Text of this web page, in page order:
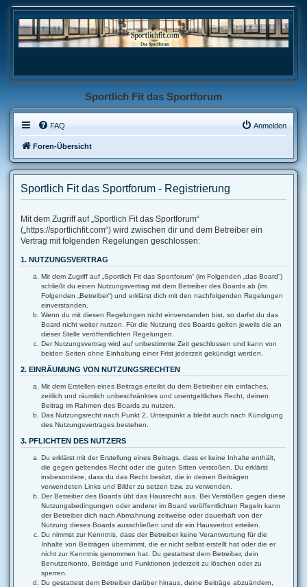
Sportlich Fit das Sportforum
FAQ Anmelden
Foren-Übersicht
Sportlich Fit das Sportforum - Registrierung
Mit dem Zugriff auf „Sportlich Fit das Sportforum“
(„https://sportlichfit.com“) wird zwischen dir und dem Betreiber ein
Vertrag mit folgenden Regelungen geschlossen:
1. NUTZUNGSVERTRAG
Mit dem Zugriff auf „Sportlich Fit das Sportforum“ (im Folgenden „das Board“)
schließt du einen Nutzungsvertrag mit dem Betreiber des Boards ab (im
Folgenden „Betreiber“) und erklärst dich mit den nachfolgenden Regelungen
einverstanden.
Wenn du mit diesen Regelungen nicht einverstanden bist, so darfst du das
Board nicht weiter nutzen. Für die Nutzung des Boards gelten jeweils die an
dieser Stelle veröffentlichten Regelungen.
Der Nutzungsvertrag wird auf unbestimmte Zeit geschlossen und kann von
beiden Seiten ohne Einhaltung einer Frist jederzeit gekündigt werden.
2. EINRÄUMUNG VON NUTZUNGSRECHTEN
Mit dem Erstellen eines Beitrags erteilst du dem Betreiber ein einfaches,
zeitlich und räumlich unbeschränktes und unentgeltliches Recht, deinen
Beitrag im Rahmen des Boards zu nutzen.
Das Nutzungsrecht nach Punkt 2, Unterpunkt a bleibt auch nach Kündigung
des Nutzungsvertrages bestehen.
3. PFLICHTEN DES NUTZERS
Du erklärst mit der Erstellung eines Beitrags, dass er keine Inhalte enthält,
die gegen geltendes Recht oder die guten Sitten verstoßen. Du erklärst
insbesondere, dass du das Recht besitzt, die in deinen Beiträgen
verwendeten Links und Bilder zu setzen bzw. zu verwenden.
Der Betreiber des Boards übt das Hausrecht aus. Bei Verstößen gegen diese
Nutzungsbedingungen oder anderer im Board veröffentlichten Regeln kann
der Betreiber dich nach Abmahnung zeitweise oder dauerhaft von der
Nutzung dieses Boards ausschließen und dir ein Hausverbot erteilen.
Du nimmst zur Kenntnis, dass der Betreiber keine Verantwortung für die
Inhalte von Beiträgen übernimmt, die er nicht selbst erstellt hat oder die er
nicht zur Kenntnis genommen hat. Du gestattest dem Betreiber, dein
Benutzerkonto, Beiträge und Funktionen jederzeit zu löschen oder zu
sperren.
Du gestattest dem Betreiber darüber hinaus, deine Beiträge abzuändern,